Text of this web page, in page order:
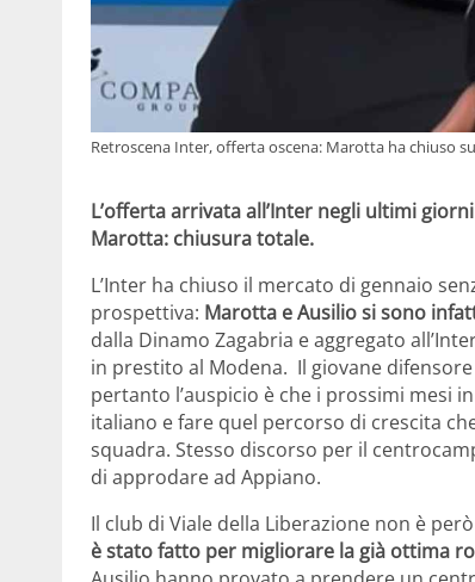
Retroscena Inter, offerta oscena: Marotta ha chiuso
L’offerta arrivata all’Inter negli ultimi
Marotta: chiusura totale.
L’Inter ha chiuso il mercato di gennaio
prospettiva: Marotta e Ausilio si sono
dalla Dinamo Zagabria e aggregato
in prestito al Modena. Il giovane
pertanto l’auspicio è che i prossimi mesi
italiano e fare quel percorso di crescita
squadra. Stesso discorso per il
di approdare ad Appiano.
Il club di Viale della Liberazione non è
è stato fatto per migliorare la già ottima